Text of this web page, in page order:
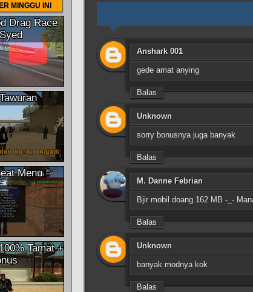
Anshark 001
gede amat anying
Balas
Unknown
sorry bonusnya juga banyak
Balas
M. Danne Febrian
Bjir mobil doang 162 MB -_-
Balas
Unknown
banyak modnya kok
Balas
MINGGU INI
Drag Race
Menu
Tamat +